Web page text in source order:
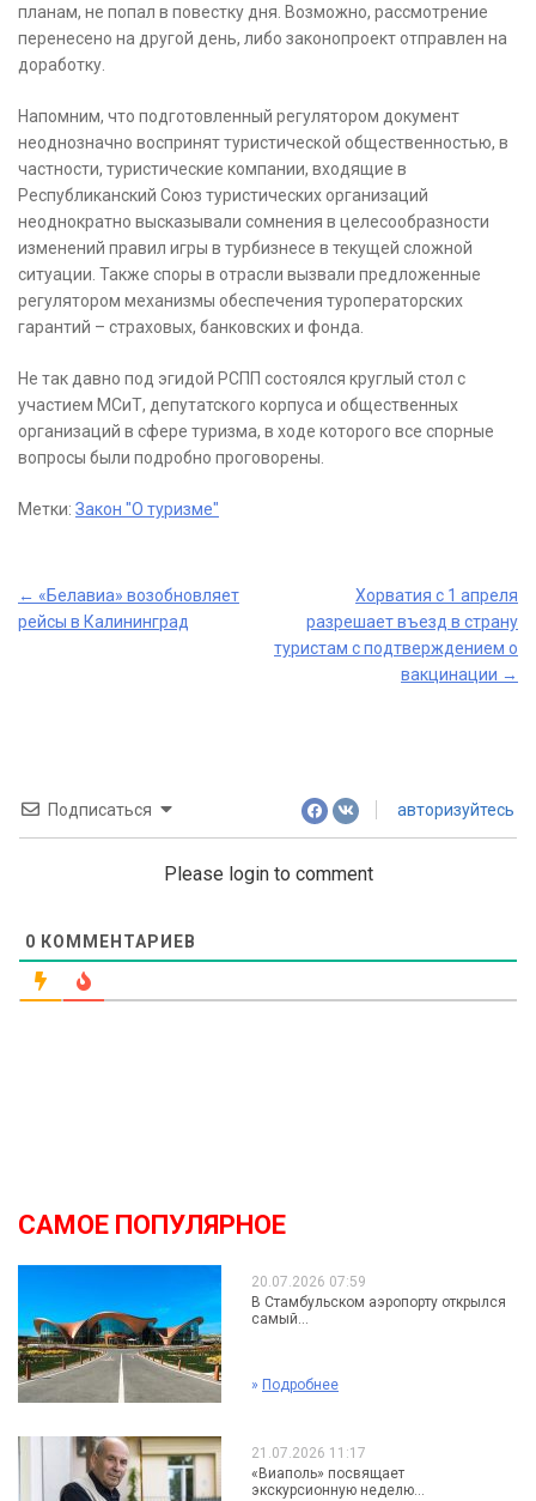
планам, не попал в повестку дня. Возможно, рассмотрение
перенесено на другой день, либо законопроект отправлен на
доработку.
Напомним, что подготовленный регулятором документ
неоднозначно воспринят туристической общественностью, в
частности, туристические компании, входящие в
Республиканский Союз туристических организаций
неоднократно высказывали сомнения в целесообразности
изменений правил игры в турбизнесе в текущей сложной
ситуации. Также споры в отрасли вызвали предложенные
регулятором механизмы обеспечения туроператорских
гарантий – страховых, банковских и фонда.
Не так давно под эгидой РСПП состоялся круглый стол с
участием МСиТ, депутатского корпуса и общественных
организаций в сфере туризма, в ходе которого все спорные
вопросы были подробно проговорены.
Метки: Закон "О туризме"
Post
← «Белавиа» возобновляет
рейсы в Калининград
Хорватия с 1 апреля
разрешает въезд в страну
туристам с подтверждением о
вакцинации →
Подписаться авторизуйтесь
Please login to comment
0 КОММЕНТАРИЕВ
САМОЕ ПОПУЛЯРНОЕ
20.07.2026 07:59
В Стамбульском аэропорту открылся
самый...
» Подробнее
21.07.2026 11:17
«Виаполь» посвящает
экскурсионную неделю...